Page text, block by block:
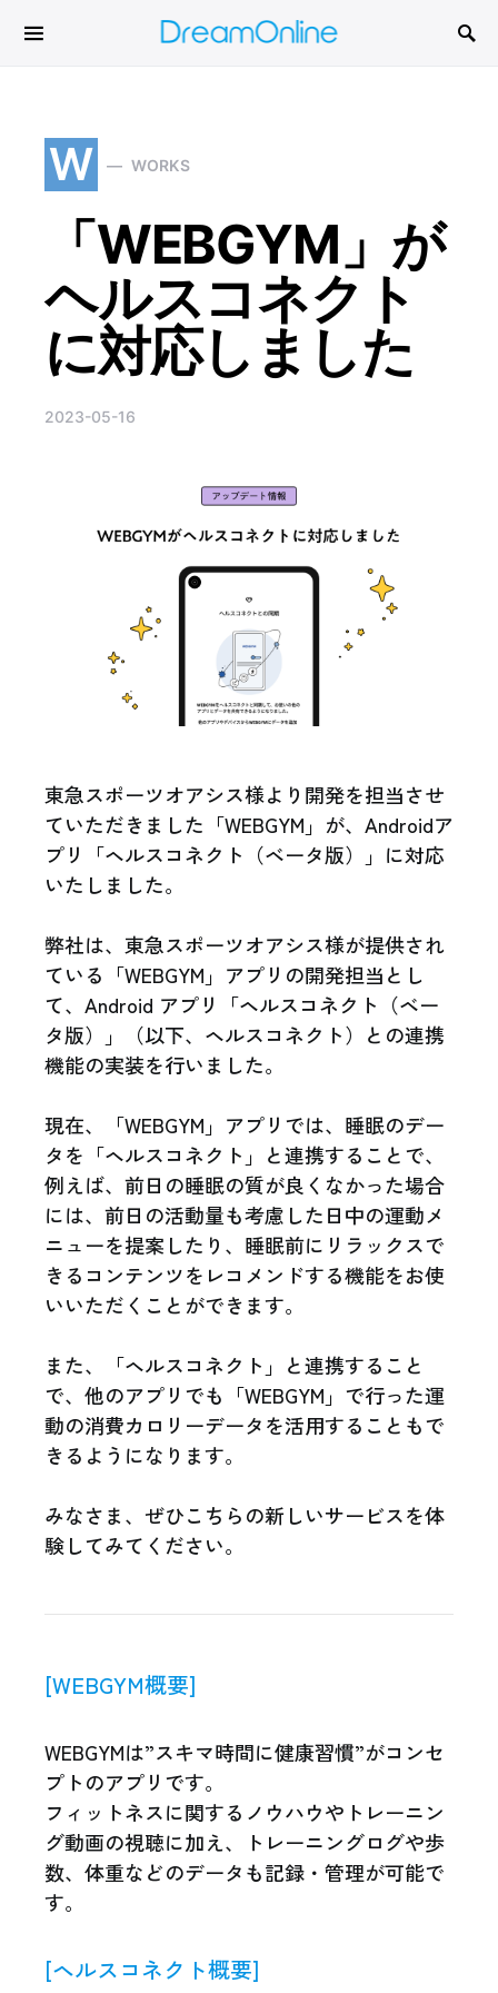
W WORKS
「WEBGYM」が
ヘルスコネクト
に対応しました
2023-05-16
東急スポーツオアシス様より開発を担当させ
ていただきました「WEBGYM」が、Androidア
プリ「ヘルスコネクト（ベータ版）」に対応
いたしました。
弊社は、東急スポーツオアシス様が提供され
ている「WEBGYM」アプリの開発担当とし
て、Android アプリ「ヘルスコネクト（ベー
タ版）」（以下、ヘルスコネクト）との連携
機能の実装を行いました。
現在、「WEBGYM」アプリでは、睡眠のデー
タを「ヘルスコネクト」と連携することで、
例えば、前日の睡眠の質が良くなかった場合
には、前日の活動量も考慮した日中の運動メ
ニューを提案したり、睡眠前にリラックスで
きるコンテンツをレコメンドする機能をお使
いいただくことができます。
また、「ヘルスコネクト」と連携すること
で、他のアプリでも「WEBGYM」で行った運
動の消費カロリーデータを活用することもで
きるようになります。
みなさま、ぜひこちらの新しいサービスを体
験してみてください。
[WEBGYM概要]
WEBGYMは”スキマ時間に健康習慣”がコンセ
プトのアプリです。
フィットネスに関するノウハウやトレーニン
グ動画の視聴に加え、トレーニングログや歩
数、体重などのデータも記録・管理が可能で
す。
[ヘルスコネクト概要]